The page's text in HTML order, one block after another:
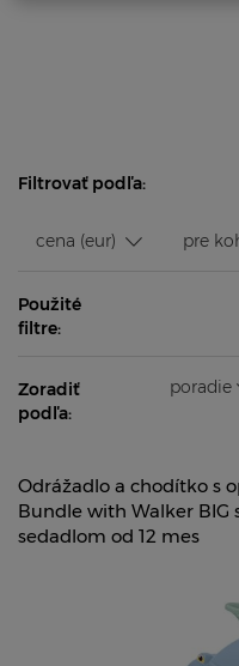
Filtrovať podľa:
Použité
filtre:
Zoradiť
podľa:
poradie
Odrážadlo a chodítko s
Bundle with Walker
sedadlom od 12 mes